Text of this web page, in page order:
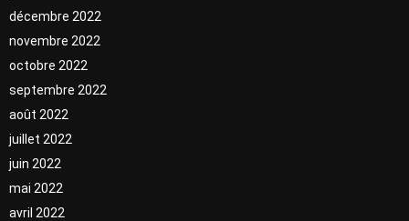
décembre 2022
novembre 2022
octobre 2022
septembre 2022
août 2022
juillet 2022
juin 2022
mai 2022
avril 2022